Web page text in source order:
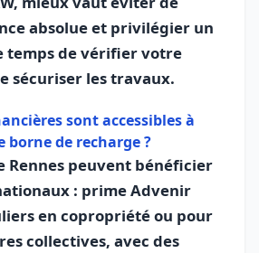
absolue et privilégier un
temps de vérifier votre
sécuriser les travaux.
sont accessibles à
borne de recharge ?
Rennes peuvent bénéficier
: prime Advenir
en copropriété ou pour
collectives, avec des